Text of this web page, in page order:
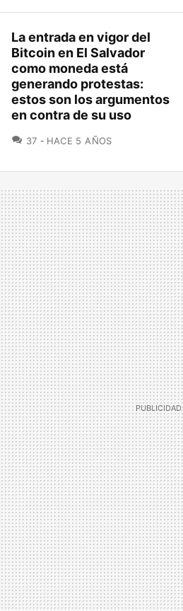
La entrada en vigor del
Bitcoin en El Salvador
como moneda está
generando protestas:
estos son los argumentos
en contra de su uso
37 COMENTARIOS
HACE 5 AÑOS